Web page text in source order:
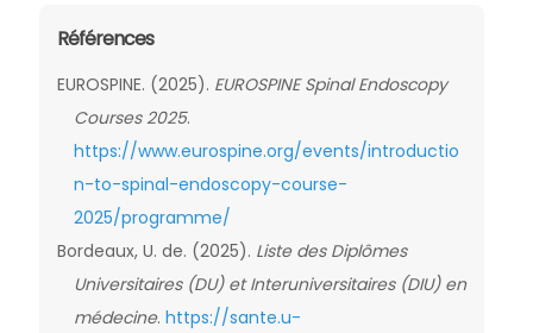
Références
EUROSPINE. (2025). EUROSPINE Spinal Endoscopy
Courses 2025.
https://www.eurospine.org/events/introductio
n-to-spinal-endoscopy-course-
2025/programme/
Bordeaux, U. de. (2025). Liste des Diplômes
Universitaires (DU) et Interuniversitaires (DIU) en
médecine. https://sante.u-